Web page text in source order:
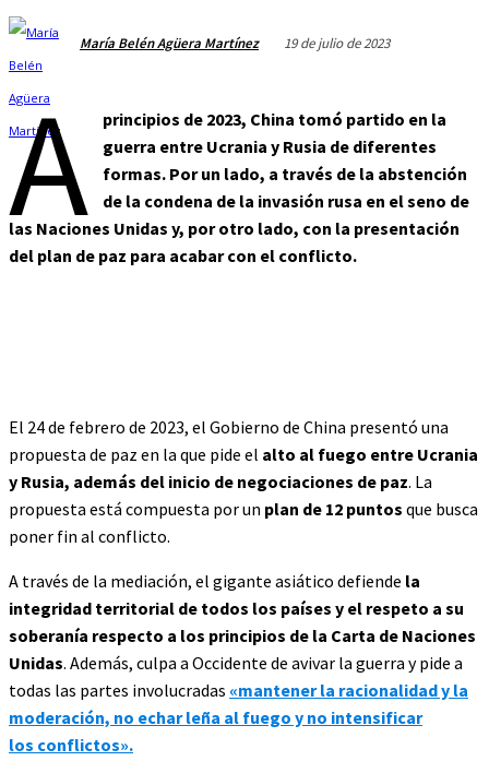
María Belén Agüera Martínez 19 de julio de 2023
A
principios de 2023, China tomó partido en la
guerra entre Ucrania y Rusia de diferentes
formas. Por un lado, a través de la abstención
de la condena de la invasión rusa en el seno de
las Naciones Unidas y, por otro lado, con la presentación
del plan de paz para acabar con el conflicto.
El 24 de febrero de 2023, el Gobierno de China presentó una
propuesta de paz en la que pide el alto al fuego entre Ucrania
y Rusia, además del inicio de negociaciones de paz. La
propuesta está compuesta por un plan de 12 puntos que busca
poner fin al conflicto.
A través de la mediación, el gigante asiático defiende la
integridad territorial de todos los países y el respeto a su
soberanía respecto a los principios de la Carta de Naciones
Unidas. Además, culpa a Occidente de avivar la guerra y pide a
todas las partes involucradas «mantener la racionalidad y la
moderación, no echar leña al fuego y no intensificar
los conflictos».